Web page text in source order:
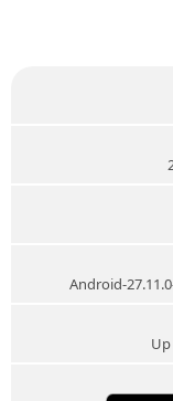
27.11.0-